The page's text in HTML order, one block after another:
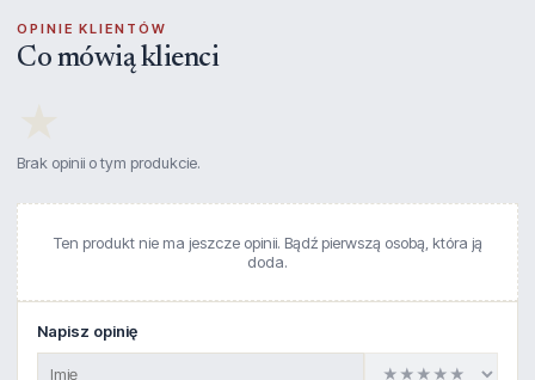
OPINIE KLIENTÓW
Co mówią klienci
Brak opinii o tym produkcie.
Ten produkt nie ma jeszcze opinii. Bądź pierwszą osobą, która ją
doda.
Napisz opinię